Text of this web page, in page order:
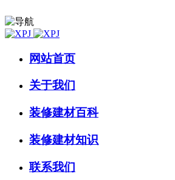
网站首页
关于我们
装修建材百科
装修建材知识
联系我们